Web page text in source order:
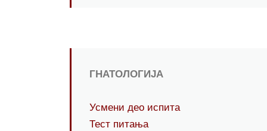
ГНАТОЛОГИЈА
Усмени део испита
Тест питања